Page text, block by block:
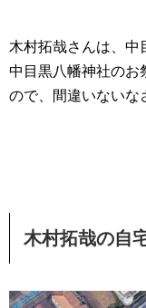
木村拓哉さんは、中
中目黒八幡神社のお
ので、間違いないな
木村拓哉の自